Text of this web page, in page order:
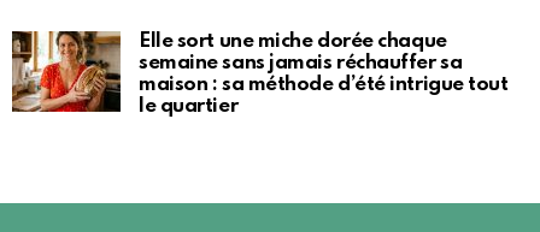
Elle sort une miche dorée chaque
semaine sans jamais réchauffer sa
maison : sa méthode d’été intrigue tout
le quartier